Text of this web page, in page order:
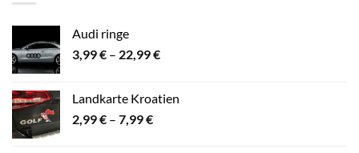
Audi ringe
3,99€ – 22,99€Preisspanne:
22,99 €
Landkarte Kroatien
2,99€ – 7,99€Preisspanne: